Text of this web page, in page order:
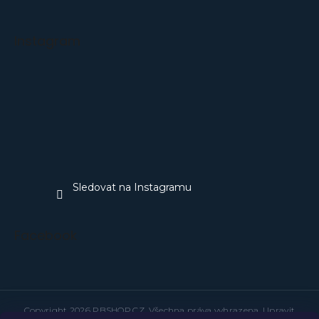
Sledovat na Instagramu
Copyright 2026 PBSHOP.CZ . Všechna práva vyhrazena. Upravit